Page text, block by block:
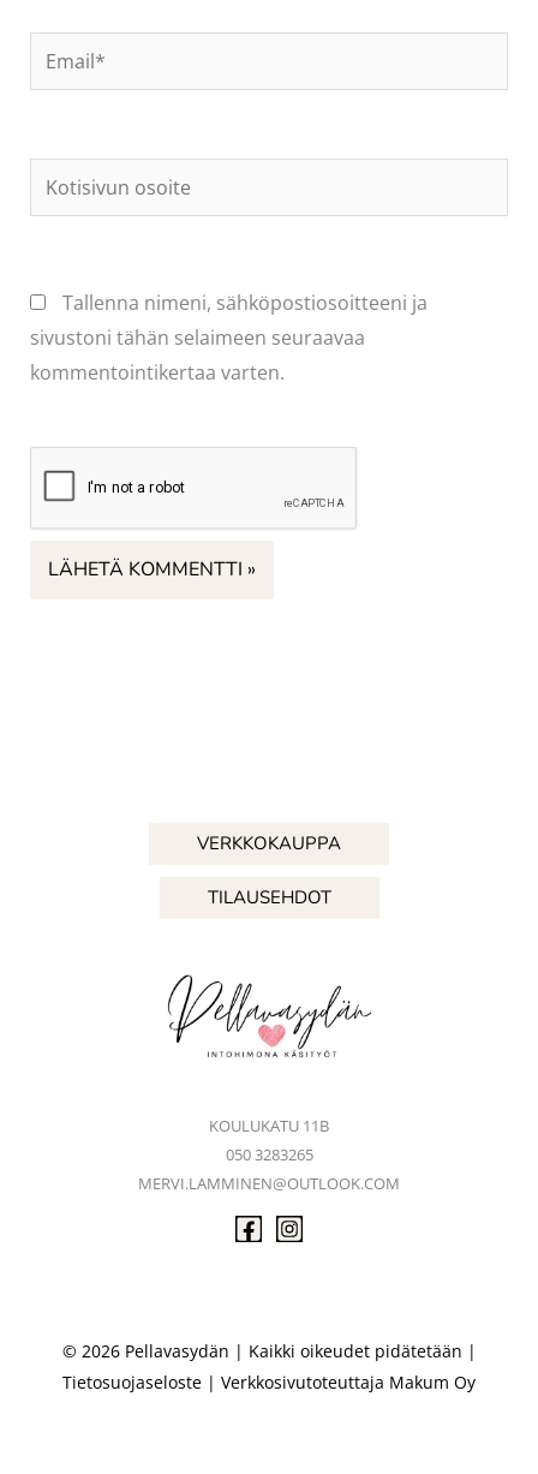
Email*
Kotisivun
osoite
Tallenna nimeni, sähköpostiosoitteeni ja
sivustoni tähän selaimeen seuraavaa
kommentointikertaa varten.
VERKKOKAUPPA
TILAUSEHDOT
KOULUKATU 11B
050 3283265
MERVI.LAMMINEN@OUTLOOK.COM
© 2026 Pellavasydän | Kaikki oikeudet pidätetään |
Tietosuojaseloste | Verkkosivutoteuttaja Makum Oy